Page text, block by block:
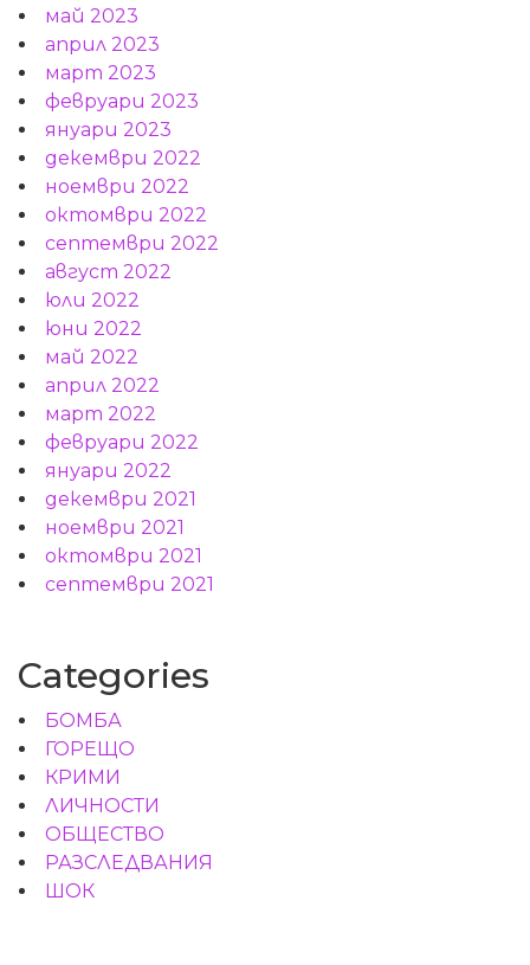
май 2023
април 2023
март 2023
февруари 2023
януари 2023
декември 2022
ноември 2022
октомври 2022
септември 2022
август 2022
юли 2022
юни 2022
май 2022
април 2022
март 2022
февруари 2022
януари 2022
декември 2021
ноември 2021
октомври 2021
септември 2021
Categories
БОМБА
ГОРЕЩО
КРИМИ
ЛИЧНОСТИ
ОБЩЕСТВО
РАЗСЛЕДВАНИЯ
ШОК